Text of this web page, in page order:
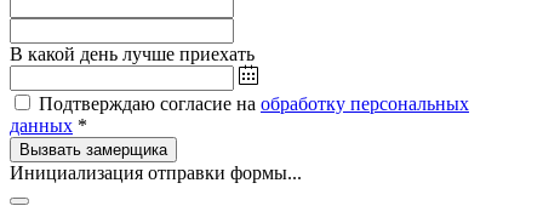
В какой день лучше приехать
Подтверждаю согласие на обработку персональных
данных *
Вызвать замерщика
Инициализация отправки формы...